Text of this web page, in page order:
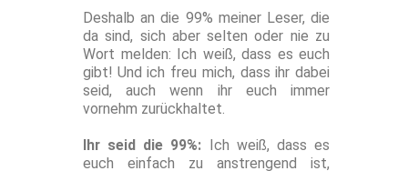
Deshalb an die 99% meiner Leser, die
da sind, sich aber selten oder nie zu
Wort melden: Ich weiß, dass es euch
gibt! Und ich freu mich, dass ihr dabei
seid, auch wenn ihr euch immer
vornehm zurückhaltet.
Ihr seid die 99%: Ich weiß, dass es
euch einfach zu anstrengend ist,